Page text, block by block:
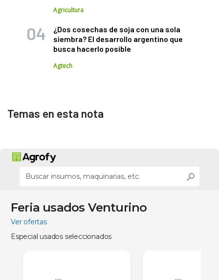
Agricultura
¿Dos cosechas de soja con una sola
siembra? El desarrollo argentino que
busca hacerlo posible
Agtech
Temas en esta nota
Feria usados Venturino
Ver ofertas
Especial usados seleccionados